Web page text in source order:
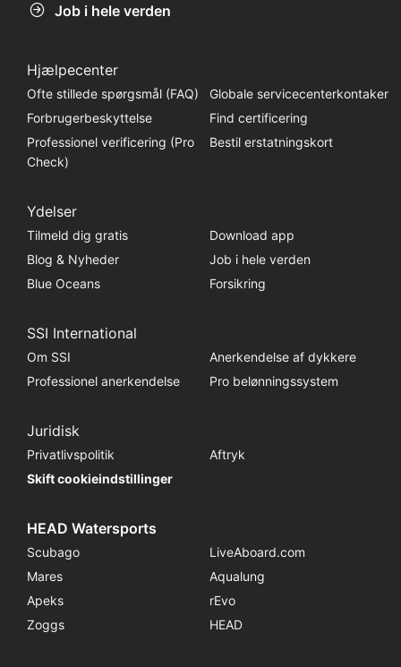
Job i hele verden
Hjælpecenter
Ofte stillede spørgsmål (FAQ)
Globale servicecenterkontaker
Forbrugerbeskyttelse
Find certificering
Professionel verificering (Pro
Check)
Bestil erstatningskort
Ydelser
Tilmeld dig gratis
Download app
Blog & Nyheder
Job i hele verden
Blue Oceans
Forsikring
SSI International
Om SSI
Anerkendelse af dykkere
Professionel anerkendelse
Pro belønningssystem
Juridisk
Privatlivspolitik
Aftryk
Skift cookieindstillinger
HEAD Watersports
Scubago
LiveAboard.com
Mares
Aqualung
Apeks
rEvo
Zoggs
HEAD